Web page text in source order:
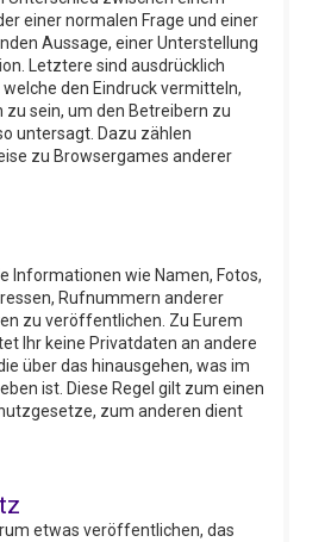
einer normalen Frage und einer
Aussage, einer Unterstellung
Letztere sind ausdrücklich
den Eindruck vermitteln,
sein, um den Betreibern zu
untersagt. Dazu zählen
zu Browsergames anderer
Informationen wie Namen, Fotos,
Rufnummern anderer
zu veröffentlichen. Zu Eurem
Ihr keine Privatdaten an andere
über das hinausgehen, was im
ist. Diese Regel gilt zum einen
zum anderen dient
etwas veröffentlichen, das